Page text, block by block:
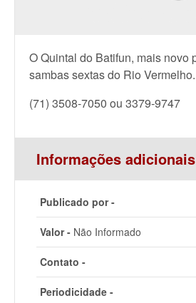
O Quintal do Batifun, mais novo
sambas sextas do Rio Vermelho.
(71) 3508-7050 ou 3379-9747
Informações adicionais
Publicado por -
Valor - Não Informado
Contato -
Periodicidade -